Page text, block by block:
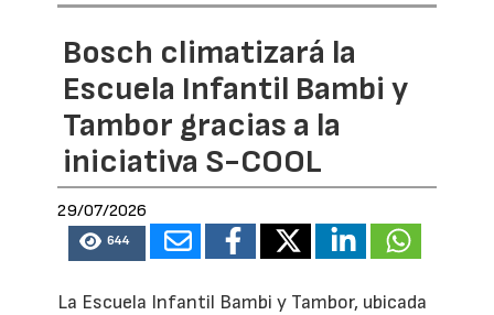
Bosch climatizará la
Escuela Infantil Bambi y
Tambor gracias a la
iniciativa S-COOL
29/07/2026
644
La Escuela Infantil Bambi y Tambor, ubicada